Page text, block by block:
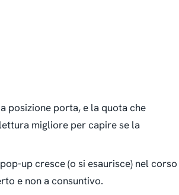
posizione porta, e la quota che
migliore per capire se la
up cresce (o si esaurisce) nel corso
e non a consuntivo.